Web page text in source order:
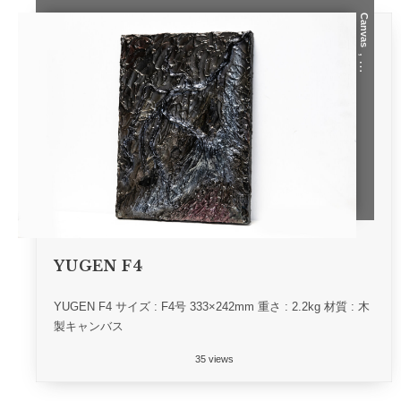
Canvas
, …
YUGEN F4
YUGEN F4 サイズ : F4号 333×242mm 重さ : 2.2kg 材質 : 木
製キャンバス
35 views